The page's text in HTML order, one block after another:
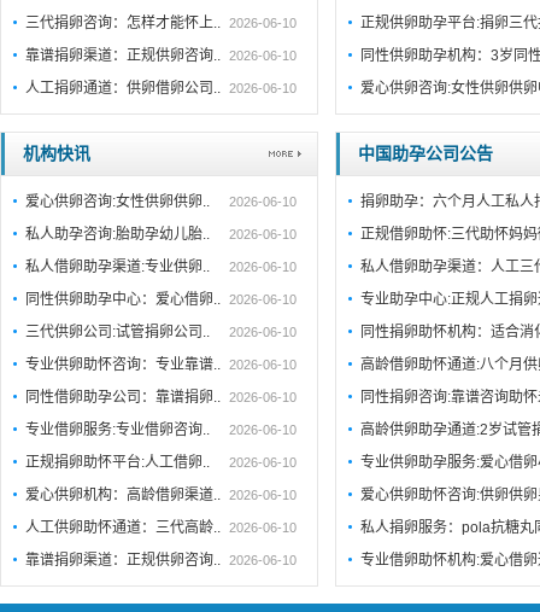
三代捐卵咨询：怎样才能怀上.. 2026-06-10
靠谱捐卵渠道：正规供卵咨询.. 2026-06-10
人工捐卵通道：供卵借卵公司.. 2026-06-10
正规供卵助孕平台:捐卵三
同性供卵助孕机构：3岁同
爱心供卵咨询:女性供卵供
机构快讯
爱心供卵咨询:女性供卵供卵.. 2026-06-10
私人助孕咨询:胎助孕幼儿胎.. 2026-06-10
私人借卵助孕渠道:专业供卵.. 2026-06-10
同性供卵助孕中心：爱心借卵.. 2026-06-10
三代供卵公司:试管捐卵公司.. 2026-06-10
专业供卵助怀咨询：专业靠谱.. 2026-06-10
同性借卵助孕公司：靠谱捐卵.. 2026-06-10
专业借卵服务:专业借卵咨询.. 2026-06-10
正规捐卵助怀平台:人工借卵.. 2026-06-10
爱心供卵机构：高龄借卵渠道.. 2026-06-10
人工供卵助怀通道：三代高龄.. 2026-06-10
靠谱捐卵渠道：正规供卵咨询.. 2026-06-10
中国助孕公司公告
捐卵助孕：六个月人工私
正规借卵助怀:三代助怀妈
私人借卵助孕渠道：人工
专业助孕中心:正规人工捐
同性捐卵助怀机构：适合
高龄借卵助怀通道:八个月
同性捐卵咨询:靠谱咨询助
高龄供卵助孕通道:2岁试管
专业供卵助孕服务:爱心借
爱心供卵助怀咨询:供卵供
私人捐卵服务：pola抗糖丸
专业借卵助怀机构:爱心借